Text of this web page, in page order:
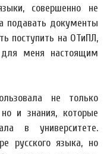
совершенно не
подавать документы
поступить на ОТиПЛ,
меня настоящим
не только
и знания, которые
в университете.
русского языка, но